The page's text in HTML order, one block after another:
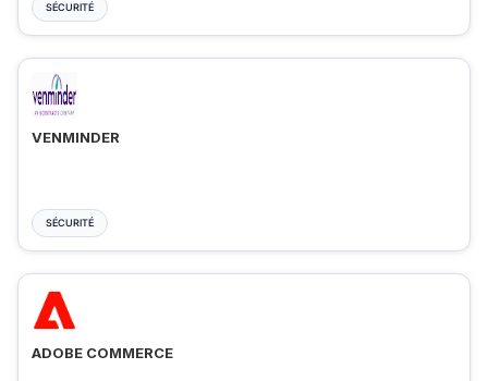
SÉCURITÉ
VENMINDER
SÉCURITÉ
ADOBE COMMERCE